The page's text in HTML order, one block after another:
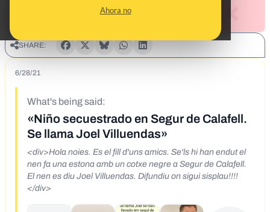
Ahora no
SHARE:
6/28/21
What's being said:
«Niño secuestrado en Segur de Calafell.
Se llama Joel Villuendas»
<div>Hola noies. Es el fill d'uns amics. Se'ls hi han endut el
nen fa una estona amb un cotxe negre a Segur de Calafell.
El nen es diu Joel Villuendas. Difundiu on sigui sisplau!!!!
</div>